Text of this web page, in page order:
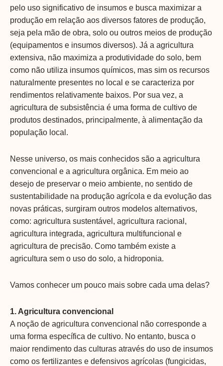
pelo uso significativo de insumos e busca maximizar a
produção em relação aos diversos fatores de produção,
seja pela mão de obra, solo ou outros meios de produção
(equipamentos e insumos diversos). Já a agricultura
extensiva, não maximiza a produtividade do solo, bem
como não utiliza insumos químicos, mas sim os recursos
naturalmente presentes no local e se caracteriza por
rendimentos relativamente baixos. Por sua vez, a
agricultura de subsistência é uma forma de cultivo de
produtos destinados, principalmente, à alimentação da
população local.
Nesse universo, os mais conhecidos são a agricultura
convencional e a agricultura orgânica. Em meio ao
desejo de preservar o meio ambiente, no sentido de
sustentabilidade na produção agrícola e da evolução das
novas práticas, surgiram outros modelos alternativos,
como: agricultura sustentável, agricultura racional,
agricultura integrada, agricultura multifuncional e
agricultura de precisão. Como também existe a
agricultura sem o uso do solo, a hidroponia.
Vamos conhecer um pouco mais sobre cada uma delas?
1. Agricultura convencional
A noção de agricultura convencional não corresponde a
uma forma específica de cultivo. No entanto, busca o
maior rendimento das culturas através do uso de insumos
como os fertilizantes e defensivos agrícolas (fungicidas,